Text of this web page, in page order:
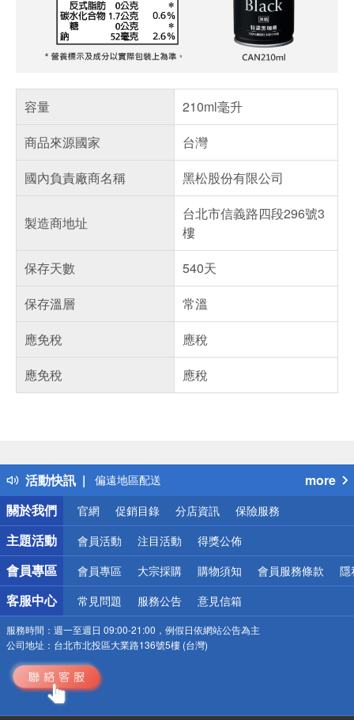
容量
210ml毫升
商品來源國家
台灣
國內負責廠商名稱
黑松股份有限公司
製造商地址
台北市信義路四段296號3
樓
保存天數
540天
保存溫層
常溫
應免稅
應稅
應免稅
應稅
活動快訊
偏遠地區配送
銀行優惠
偏遠地區配送
詐騙網頁！請小心！
more
關於我們
官網 促銷目錄 分店資訊 保險服務
主題活動 會員活動 注目活動 得獎公佈
會員專區 會員專區 大宗採購 購物須知 會員服務條款 隱
客服中心 常見問題 服務公告 意見信箱
服務時間： 週一至週日 09:00-21:00，例假日依網站公告為主
公司地址： 台北市北投區大業路136號5樓 (台灣)